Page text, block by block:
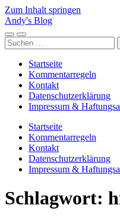
Zum Inhalt springen
Andy's Blog
Mobile-
Menü
Suchfeld
ein-/ausblenden
Suchen
nach:
Startseite
Kommentarregeln
Kontakt
Datenschutzerklärung
Impressum &
Startseite
Kommentarregeln
Kontakt
Datenschutzerklärung
Impressum &
Schlagwort: